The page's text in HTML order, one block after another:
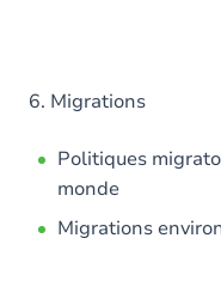
6. Migrations
Politiques
monde
Migrations